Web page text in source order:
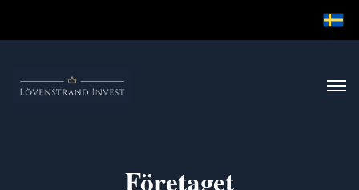
Företaget